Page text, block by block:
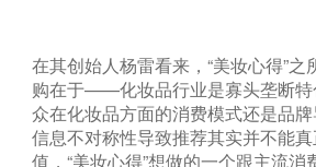
在其创始人杨雷看来，“美妆心得”之
购在于——化妆品行业是寡头垄断特
众在化妆品方面的消费模式还是品
信息不对称性导致推荐其实并不能
值，“美妆心得”想做的一个跟主流消